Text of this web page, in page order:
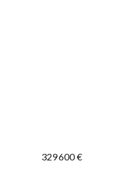
329 600 €